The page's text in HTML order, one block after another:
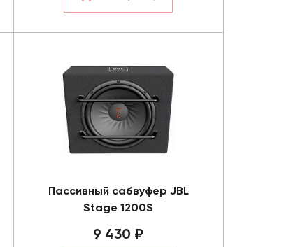
Пассивный сабвуфер JBL
Stage 1200S
9 430 ₽